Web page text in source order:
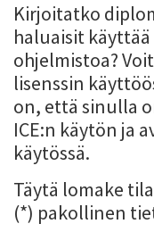
Kirjoitatko
haluaisit käyttää
ohjelmistoa?
lisenssin
on, että sinulla
ICE:n käytön ja
käytössä.
Täytä lomake
(*) pakollinen